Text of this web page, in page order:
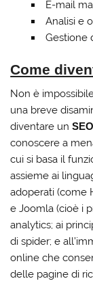
E-mail
Analisi e
Gestione
Come
Non è
una breve
diventare un
conoscere a
cui si basa il
assieme ai
adoperati (come
e Joomla (cioè i
analytics; ai
di spider; e
online che
delle pagine di